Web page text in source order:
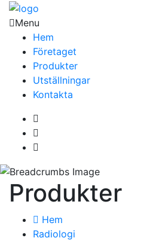
Menu
Hem
Företaget
Produkter
Utställningar
Kontakta
Produkter
Hem
Radiologi